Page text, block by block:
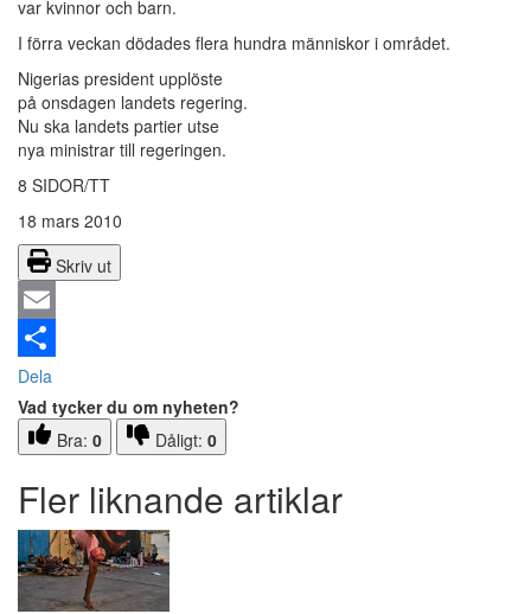
var kvinnor och barn.
I förra veckan dödades flera hundra människor i området.
Nigerias president upplöste
på onsdagen landets regering.
Nu ska landets partier utse
nya ministrar till regeringen.
8 SIDOR/TT
18 mars 2010
Skriv ut
Email
Dela
Vad tycker du om nyheten?
Bra: 0 Dåligt: 0
Fler liknande artiklar